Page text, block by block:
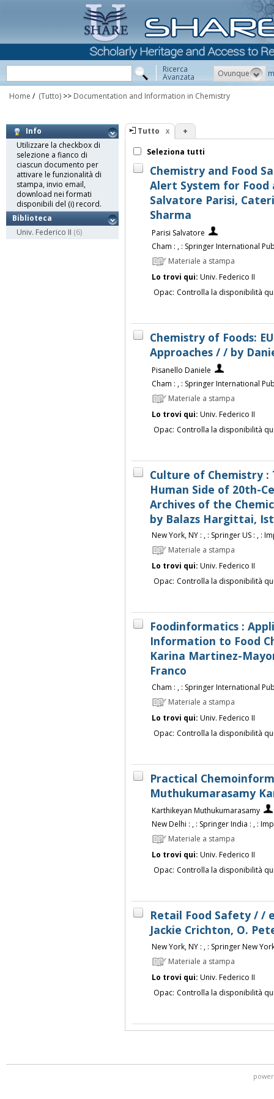
Ricerca
Avanzata Ovunque
Home / (Tutto) >> Documentation and Information in Chemistry
Info
Utilizzare la checkbox di
selezione a fianco di
ciascun documento per
attivare le funzionalità di
stampa, invio email,
download nei formati
disponibili del (i) record.
Biblioteca
Univ. Federico II (6)
Tutto +
Seleziona tutti
Chemistry and Food
Alert System for Food
Salvatore Parisi,
Sharma
Parisi Salvatore
Cham : , : Springer International
Materiale a stampa
Lo trovi qui: Univ. Federico II
Opac: Controlla la disponibilità
Chemistry of Foods:
Approaches / / by
Pisanello Daniele
Cham : , : Springer International
Materiale a stampa
Lo trovi qui: Univ. Federico II
Opac: Controlla la disponibilità
Culture of Chemistry
Human Side of 20th-
Archives of the
by Balazs Hargittai,
New York, NY : , : Springer US : , :
Materiale a stampa
Lo trovi qui: Univ. Federico II
Opac: Controlla la disponibilità
Foodinformatics :
Information to Food
Karina Martinez-
Franco
Cham : , : Springer International
Materiale a stampa
Lo trovi qui: Univ. Federico II
Opac: Controlla la disponibilità
Practical
Muthukumarasamy
Karthikeyan Muthukumarasamy
New Delhi : , : Springer India : , :
Materiale a stampa
Lo trovi qui: Univ. Federico II
Opac: Controlla la disponibilità
Retail Food Safety / /
Jackie Crichton, O.
New York, NY : , : Springer New
Materiale a stampa
Lo trovi qui: Univ. Federico II
Opac: Controlla la disponibilità